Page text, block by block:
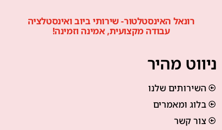
רונאל האינסטלטור- שירותי ביוב ואינסטלציה
עבודה מקצועית, אמינה וזמינה!
ניווט מהיר
השירותים שלנו
בלוג ומאמרים
צור קשר